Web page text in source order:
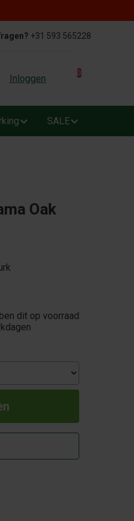
+31 593 565228
Inloggen 0
SALE
Oak
dit op voorraad